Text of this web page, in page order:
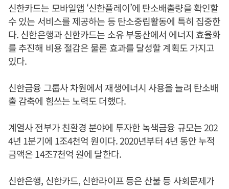
신한카드는 모바일앱 ‘신한플레이’에 탄소배출량을 확인할
수 있는 서비스를 제공하는 등 탄소중립활동에 특히 집중한
다. 신한은행과 신한카드는 소유 부동산에서 에너지 효율화
를 추진해 비용 절감은 물론 효과를 달성할 계획도 가지고
있다.
신한금융 그룹사 차원에서 재생에너시 사용을 늘려 탄소배
출 감축에 힘쓰는 노력도 더했다.
계열사 전부가 친환경 분야에 투자한 녹색금융 규모는 202
4년 1분기에 1조4천억 원이다. 2020년부터 4년 동안 누적
금액은 14조7천억 원에 달한다.
신한은행, 신한카드, 신한라이프 등은 산불 등 사회문제가